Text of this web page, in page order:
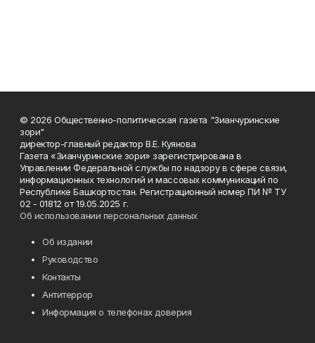
© 2026 Общественно-политическая газета "Зианчуринские
зори"
директор-главный редактор В.Е. Куянова
Газета «Зианчуринские зори» зарегистрирована в
Управлении Федеральной службы по надзору в сфере связи,
информационных технологий и массовых коммуникаций по
Республике Башкортостан. Регистрационный номер ПИ № ТУ
02 - 01812 от 19.05.2025 г.
Об использовании персональных данных
Об издании
Руководство
Контакты
Антитеррор
Информация о телефонах доверия